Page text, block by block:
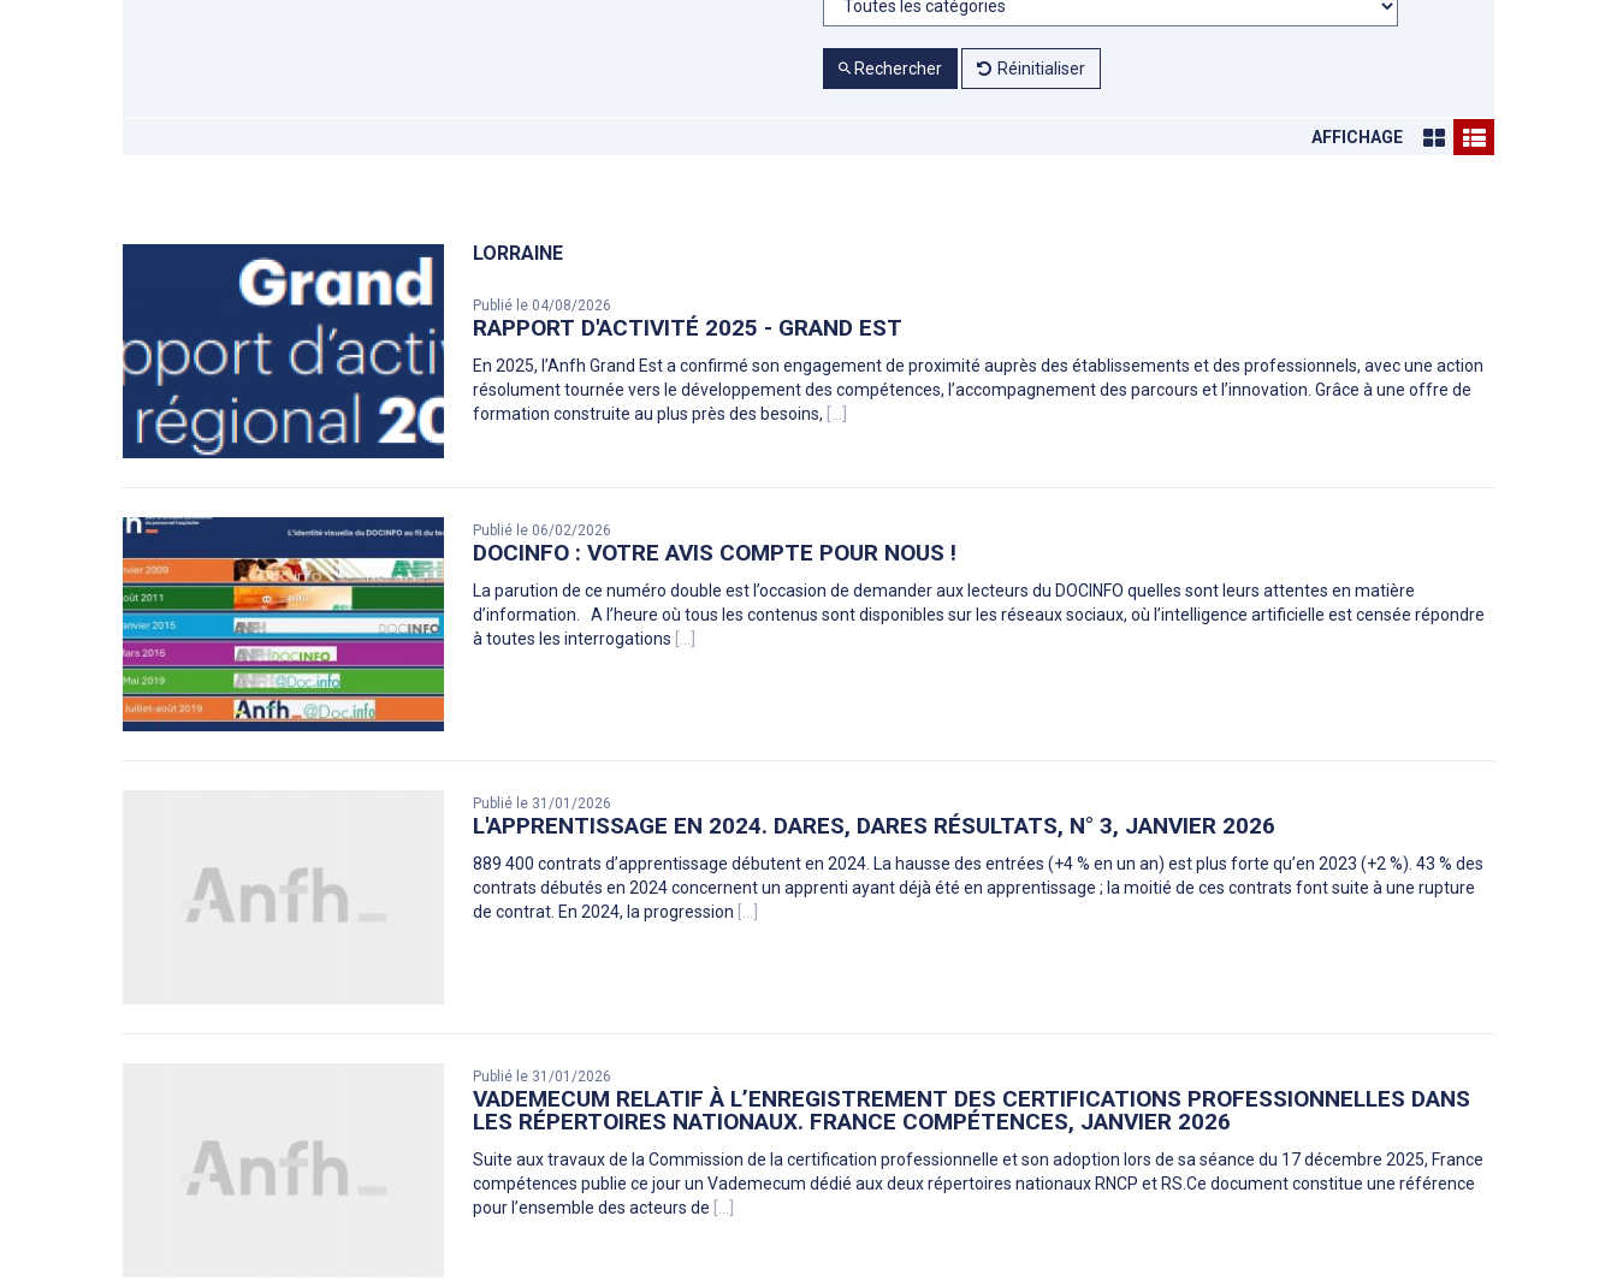
Rechercher Réinitialiser
AFFICHAGE
LORRAINE
Publié le 04/08/2026
RAPPORT D'ACTIVITÉ 2025 - GRAND EST
En 2025, l’Anfh Grand Est a confirmé son engagement de proximité auprès des établissements et des professionnels, avec une action
résolument tournée vers le développement des compétences, l’accompagnement des parcours et l’innovation. Grâce à une offre de
formation construite au plus près des besoins, [...]
Publié le 06/02/2026
DOCINFO : VOTRE AVIS COMPTE POUR NOUS !
La parution de ce numéro double est l’occasion de demander aux lecteurs du DOCINFO quelles sont leurs attentes en matière
d’information. A l’heure où tous les contenus sont disponibles sur les réseaux sociaux, où l’intelligence artificielle est censée répondre
à toutes les interrogations [...]
Publié le 31/01/2026
L'APPRENTISSAGE EN 2024. DARES, DARES RÉSULTATS, N° 3, JANVIER 2026
889 400 contrats d’apprentissage débutent en 2024. La hausse des entrées (+4 % en un an) est plus forte qu’en 2023 (+2 %). 43 % des
contrats débutés en 2024 concernent un apprenti ayant déjà été en apprentissage ; la moitié de ces contrats font suite à une rupture
de contrat. En 2024, la progression [...]
Publié le 31/01/2026
VADEMECUM RELATIF À L’ENREGISTREMENT DES CERTIFICATIONS PROFESSIONNELLES DANS
LES RÉPERTOIRES NATIONAUX. FRANCE COMPÉTENCES, JANVIER 2026
Suite aux travaux de la Commission de la certification professionnelle et son adoption lors de sa séance du 17 décembre 2025, France
compétences publie ce jour un Vademecum dédié aux deux répertoires nationaux RNCP et RS.Ce document constitue une référence
pour l’ensemble des acteurs de [...]